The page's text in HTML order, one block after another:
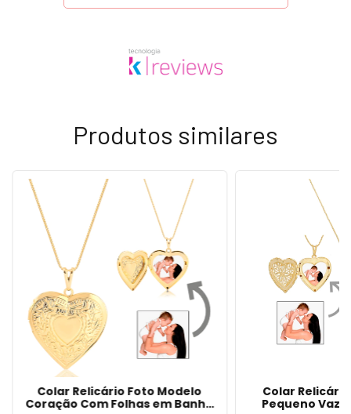
Produtos similares
Colar Relicário Foto Modelo
Coração Com Folhas em Banho
Colar
Pequeno